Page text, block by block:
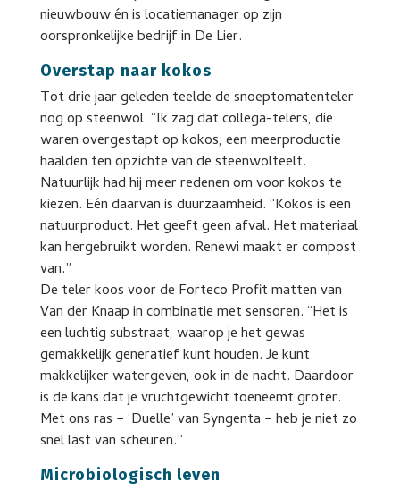
nieuwbouw én is locatiemanager op zijn
oorspronkelijke bedrijf in De Lier.
Overstap naar kokos
Tot drie jaar geleden teelde de snoeptomatenteler
nog op steenwol. “Ik zag dat collega-telers, die
waren overgestapt op kokos, een meerproductie
haalden ten opzichte van de steenwolteelt.
Natuurlijk had hij meer redenen om voor kokos te
kiezen. Eén daarvan is duurzaamheid. “Kokos is een
natuurproduct. Het geeft geen afval. Het materiaal
kan hergebruikt worden. Renewi maakt er compost
van.”
De teler koos voor de Forteco Profit matten van
Van der Knaap in combinatie met sensoren. “Het is
een luchtig substraat, waarop je het gewas
gemakkelijk generatief kunt houden. Je kunt
makkelijker watergeven, ook in de nacht. Daardoor
is de kans dat je vruchtgewicht toeneemt groter.
Met ons ras − ‘Duelle’ van Syngenta − heb je niet zo
snel last van scheuren.”
Microbiologisch leven